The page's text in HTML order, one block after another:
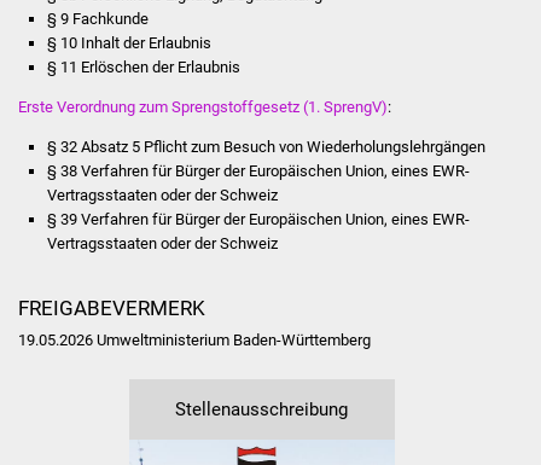
§ 9 Fachkunde
§ 10 Inhalt der Erlaubnis
§ 11 Erlöschen der Erlaubnis
Erste Verordnung zum Sprengstoffgesetz (1. SprengV):
§ 32 Absatz 5 Pflicht zum Besuch von Wiederholungslehrgängen
§ 38 Verfahren für Bürger der Europäischen Union, eines EWR-
Vertragsstaaten oder der Schweiz
§ 39 Verfahren für Bürger der Europäischen Union, eines EWR-
Vertragsstaaten oder der Schweiz
FREIGABEVERMERK
19.05.2026 Umweltministerium Baden-Württemberg
Stellenausschreibung